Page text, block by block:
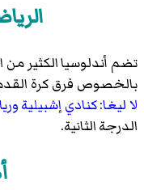
تضم أندلوسيا الكثير من
بالخصوص فرق كرة القدم
لا ليغا:كنادي إشبيلية
الدرجة الثانية.